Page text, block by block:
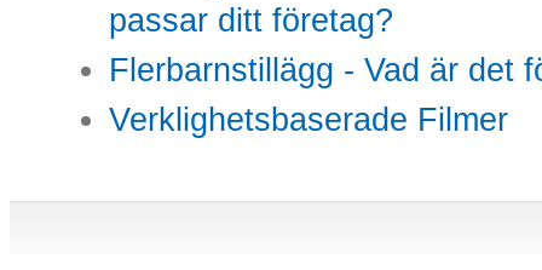
passar ditt företag?
Flerbarnstillägg - Vad är det
Verklighetsbaserade Filmer